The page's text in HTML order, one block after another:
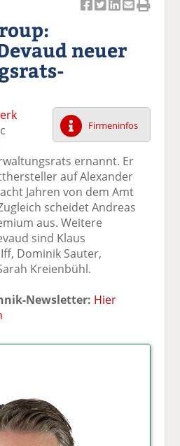
k
F
ac
e
b
o
o
k
te
il
e
n
k
tt
er
n
k
Li
n
k
e
di
n
te
k
E
m
ai
l
v
er
se
ck
e
n
neuer
Firmeninfos
ernannt. Er
auf Alexander
Jahren von dem Amt
scheidet Andreas
aus. Weitere
sind Klaus
Dominik Sauter,
Kreienbühl.
Newsletter: Hier